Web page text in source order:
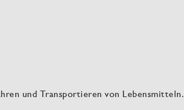
und Transportieren von Lebensmitteln.